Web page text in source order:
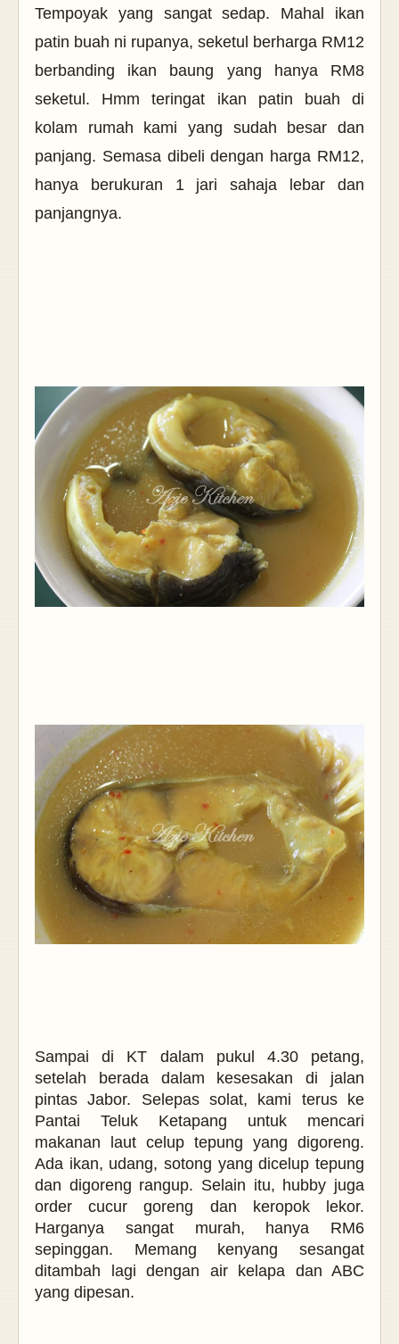
Tempoyak yang sangat sedap. Mahal ikan
patin buah ni rupanya, seketul berharga RM12
berbanding ikan baung yang hanya RM8
seketul. Hmm teringat ikan patin buah di
kolam rumah kami yang sudah besar dan
panjang. Semasa dibeli dengan harga RM12,
hanya berukuran 1 jari sahaja lebar dan
panjangnya.
Sampai di KT dalam pukul 4.30 petang,
setelah berada dalam kesesakan di jalan
pintas Jabor. Selepas solat, kami terus ke
Pantai Teluk Ketapang untuk mencari
makanan laut celup tepung yang digoreng.
Ada ikan, udang, sotong yang dicelup tepung
dan digoreng rangup. Selain itu, hubby juga
order cucur goreng dan keropok lekor.
Harganya sangat murah, hanya RM6
sepinggan. Memang kenyang sesangat
ditambah lagi dengan air kelapa dan ABC
yang dipesan.